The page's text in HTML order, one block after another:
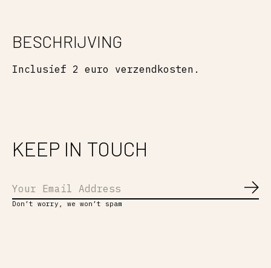
BESCHRIJVING
Inclusief 2 euro verzendkosten.
KEEP IN TOUCH
Don’t worry, we won’t spam